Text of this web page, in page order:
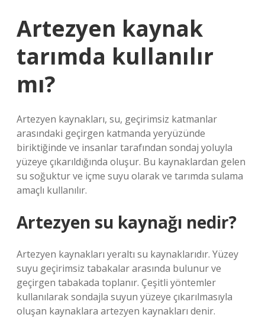
Artezyen kaynak
tarımda kullanılır
mı?
Artezyen kaynakları, su, geçirimsiz katmanlar
arasındaki geçirgen katmanda yeryüzünde
biriktiğinde ve insanlar tarafından sondaj yoluyla
yüzeye çıkarıldığında oluşur. Bu kaynaklardan gelen
su soğuktur ve içme suyu olarak ve tarımda sulama
amaçlı kullanılır.
Artezyen su kaynağı nedir?
Artezyen kaynakları yeraltı su kaynaklarıdır. Yüzey
suyu geçirimsiz tabakalar arasında bulunur ve
geçirgen tabakada toplanır. Çeşitli yöntemler
kullanılarak sondajla suyun yüzeye çıkarılmasıyla
oluşan kaynaklara artezyen kaynakları denir.